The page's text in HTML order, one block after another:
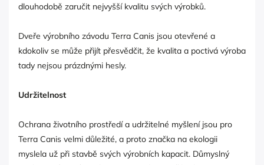
dlouhodobě zaručit nejvyšší kvalitu svých výrobků.
Dveře výrobního závodu Terra Canis jsou otevřené a
kdokoliv se může přijít přesvědčit, že kvalita a poctivá výroba
tady nejsou prázdnými hesly.
Udržitelnost
Ochrana životního prostředí a udržitelné myšlení jsou pro
Terra Canis velmi důležité, a proto značka na ekologii
myslela už při stavbě svých výrobních kapacit. Důmyslný